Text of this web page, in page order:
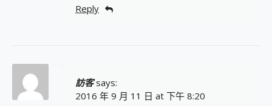
Reply
訪客 says:
2016 年 9 月 11 日 at 下午 8:20